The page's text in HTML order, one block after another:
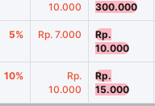
10.000
300.000
5% Rp. 7.000
Rp.
10.000
10%
Rp.
10.000
Rp.
15.000